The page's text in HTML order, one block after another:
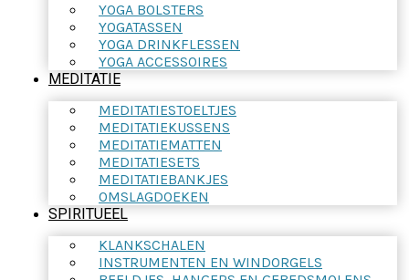
YOGA BOLSTERS
YOGATASSEN
YOGA DRINKFLESSEN
YOGA ACCESSOIRES
MEDITATIE
MEDITATIESTOELTJES
MEDITATIEKUSSENS
MEDITATIEMATTEN
MEDITATIESETS
MEDITATIEBANKJES
OMSLAGDOEKEN
SPIRITUEEL
KLANKSCHALEN
INSTRUMENTEN EN WINDORGELS